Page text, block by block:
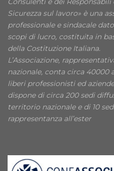
Sicurezza sul lavoro» è una
professionale e sindacale
scopi di lucro, costituita in
della Costituzione Italiana.
L’Associazione,
nazionale, conta circa 40000
liberi professionisti ed
dispone di circa 200 sedi
territorio nazionale e di 10
rappresentanza all’ester